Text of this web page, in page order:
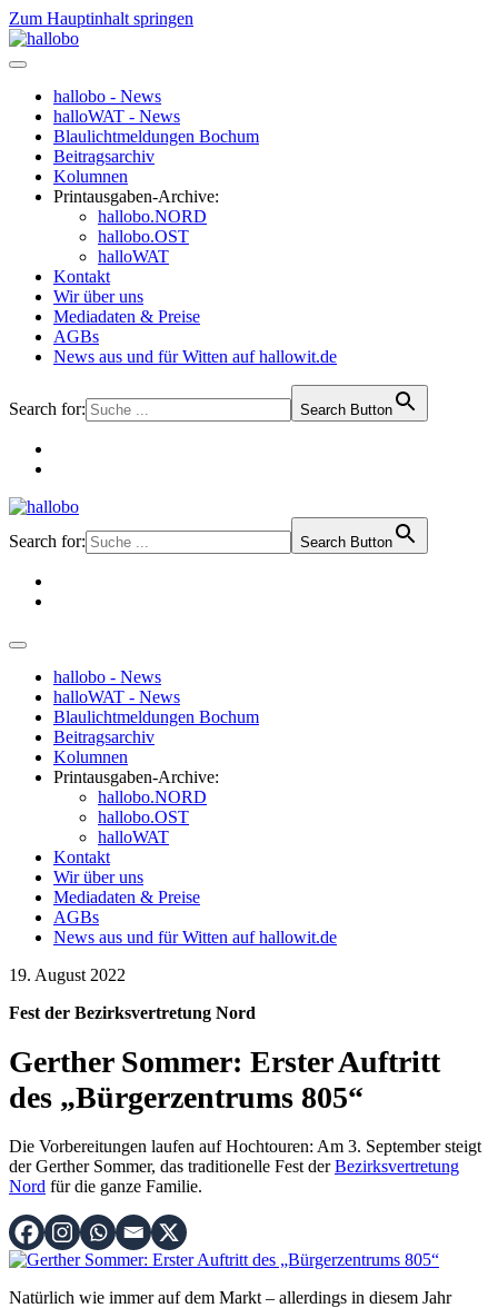
Zum Hauptinhalt springen
hallobo - News
halloWAT - News
Blaulichtmeldungen Bochum
Beitragsarchiv
Kolumnen
Printausgaben-Archive:
hallobo.NORD
hallobo.OST
halloWAT
Kontakt
Wir über uns
Mediadaten & Preise
AGBs
News aus und für Witten auf hallowit.de
Search for: Search Button
Search for: Search Button
hallobo - News
halloWAT - News
Blaulichtmeldungen Bochum
Beitragsarchiv
Kolumnen
Printausgaben-Archive:
hallobo.NORD
hallobo.OST
halloWAT
Kontakt
Wir über uns
Mediadaten & Preise
AGBs
News aus und für Witten auf hallowit.de
19. August 2022
Fest der Bezirksvertretung Nord
Gerther Sommer: Erster Auftritt
des „Bürgerzentrums 805“
Die Vorbereitungen laufen auf Hochtouren: Am 3. September steigt
der Gerther Sommer, das traditionelle Fest derBezirksvertretung
Nord für die ganze Familie.
Natürlich wie immer auf dem Markt – allerdings in diesem Jahr